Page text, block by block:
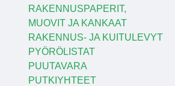
RAKENNUSPAPERIT,
MUOVIT JA KANKAAT
RAKENNUS- JA KUITULEVYT
PYÖRÖLISTAT
PUUTAVARA
PUTKIYHTEET